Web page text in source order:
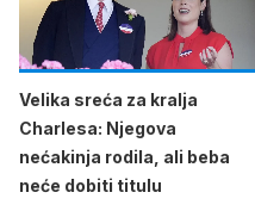
Velika sreća za kralja
Charlesa: Njegova
nećakinja rodila, ali beba
neće dobiti titulu